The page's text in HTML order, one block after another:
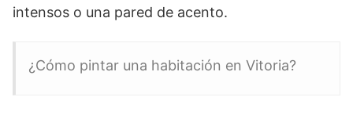
intensos o una pared de acento.
¿Cómo pintar una habitación en Vitoria?